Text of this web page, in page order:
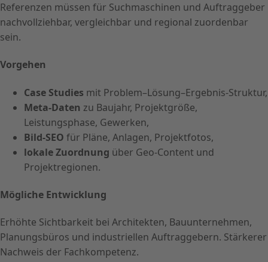
Referenzen müssen für Suchmaschinen und Auftraggeber
nachvollziehbar, vergleichbar und regional zuordenbar
sein.
Vorgehen
Case Studies mit Problem–Lösung–Ergebnis-Struktur,
Meta-Daten zu Baujahr, Projektgröße,
Leistungsphase, Gewerken,
Bild-SEO für Pläne, Anlagen, Projektfotos,
lokale Zuordnung über Geo-Content und
Projektregionen.
Mögliche Entwicklung
Erhöhte Sichtbarkeit bei Architekten, Bauunternehmen,
Planungsbüros und industriellen Auftraggebern. Stärkerer
Nachweis der Fachkompetenz.